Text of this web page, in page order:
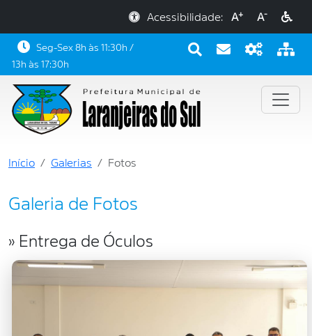
Acessibilidade: A+ A-
Seg-Sex 8h às 11:30h /
13h às 17:30h
Início Galerias Fotos
Galeria de Fotos
» Entrega de Óculos